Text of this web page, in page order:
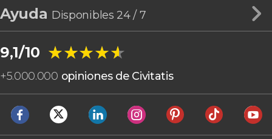
Ayuda Disponibles 24 / 7
9,1/10 ★★★★★
★★★★★
+5.000.000 opiniones de Civitatis